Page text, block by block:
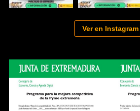
Ver en Instagram